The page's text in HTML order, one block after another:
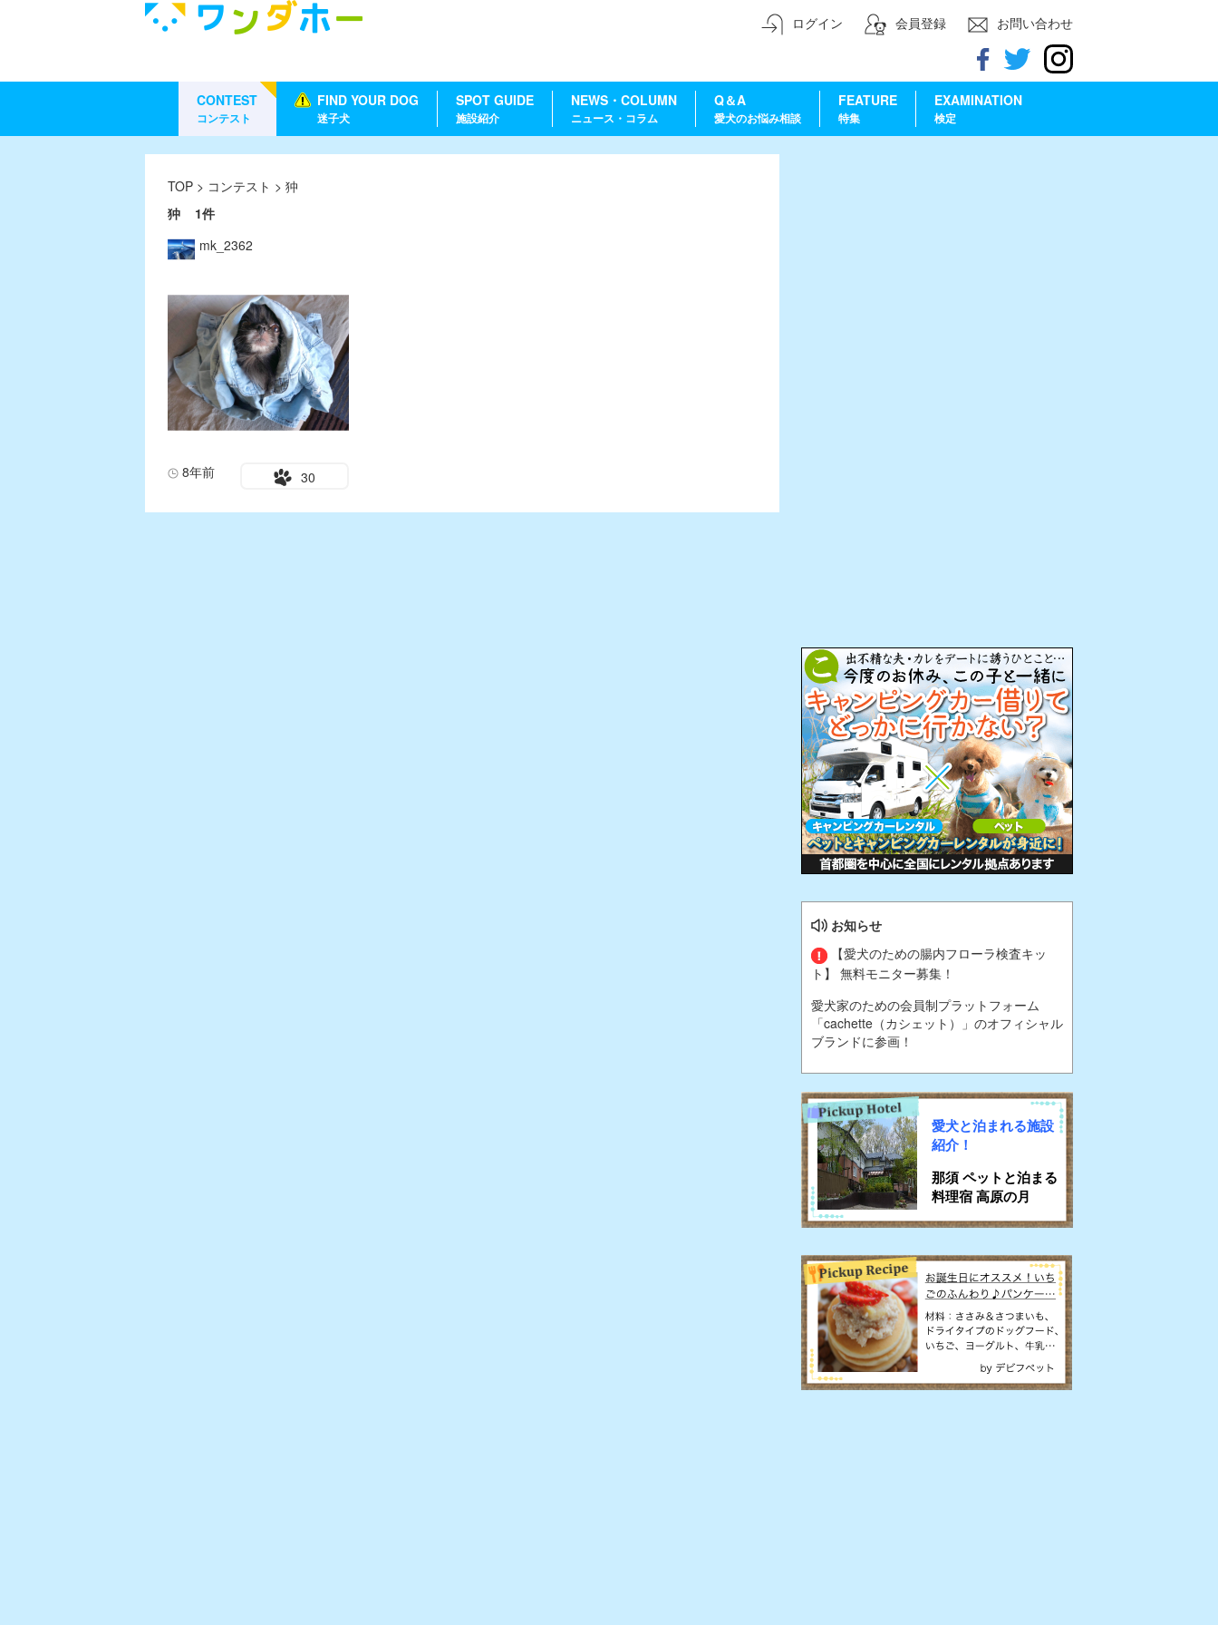
ログイン 会員登録 お問い合わせ
CONTEST
コンテスト
FIND YOUR DOG
迷子犬
SPOT GUIDE
施設紹介
NEWS・COLUMN
ニュース・コラム
Q＆A
愛犬のお悩み相談
FEATURE
特集
EXAMINATION
検定
TOP > コンテスト > 狆
狆 1件
mk_2362
8年前 30
お知らせ
【愛犬のための腸内フローラ検査キッ
ト】 無料モニター募集！
愛犬家のための会員制プラットフォーム
「cachette（カシェット）」のオフィシャル
ブランドに参画！
愛犬と泊まれる施設
紹介！
那須 ペットと泊まる
料理宿 高原の月